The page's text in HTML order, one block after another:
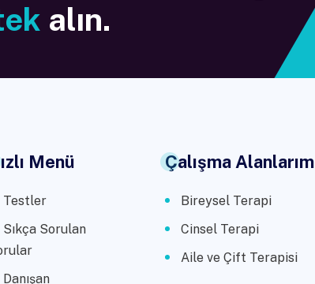
alın.
Menü
Testler
Sıkça Sorulan
Danışan
Çalışma Alanlarım
Bireysel Terapi
Cinsel Terapi
Aile ve Çift Terapisi